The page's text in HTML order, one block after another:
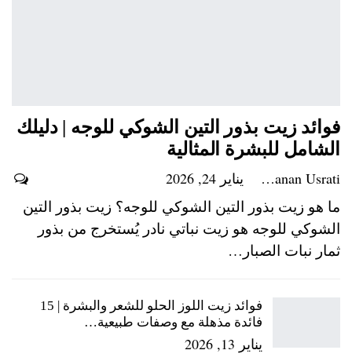
فوائد زيت بذور التين الشوكي للوجه | دليلك
الشامل للبشرة المثالية
Hanan Usrati يناير 24, 2026
ما هو زيت بذور التين الشوكي للوجه؟ زيت بذور التين
الشوكي للوجه هو زيت نباتي نادر يُستخرج من بذور
ثمار نبات الصبار…
فوائد زيت اللوز الحلو للشعر والبشرة | 15
فائدة مذهلة مع وصفات طبيعية…
يناير 13, 2026